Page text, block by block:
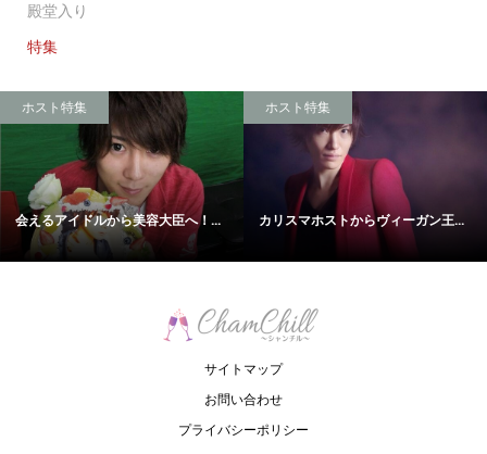
殿堂入り
特集
ホスト特集
会えるアイドルから美容大臣へ！...
ホスト特集
カリスマホストからヴィーガン王...
サイトマップ
お問い合わせ
プライバシーポリシー